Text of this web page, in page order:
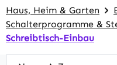
Haus, Heim & Garten
Schalterprogramme &
Schreibtisch-Einbau